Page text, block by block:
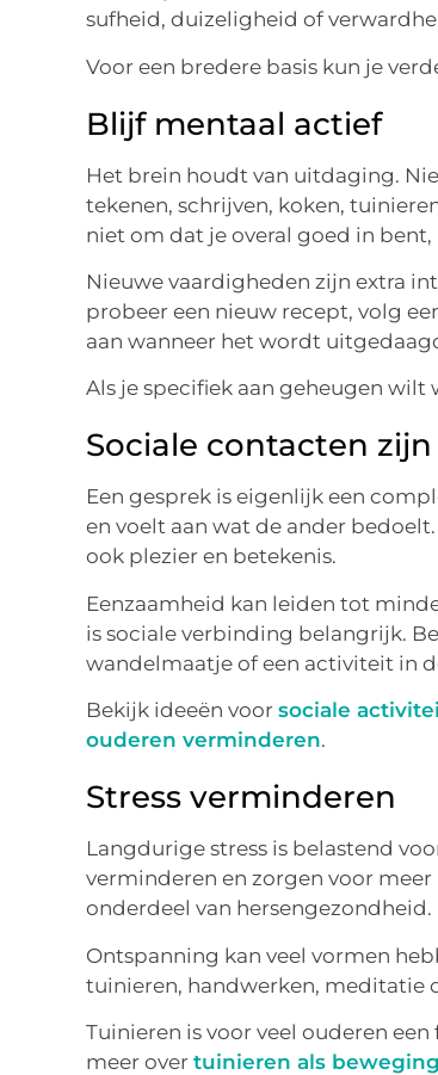
sufheid, duizeligheid of
Voor een bredere basis kun je
Blijf mentaal actief
Het brein houdt van uitdaging.
tekenen, schrijven, koken,
niet om dat je overal goed in
Nieuwe vaardigheden zijn extra
probeer een nieuw recept, volg
aan wanneer het wordt
Als je specifiek aan geheugen wilt
Sociale contacten
Een gesprek is eigenlijk een
en voelt aan wat de ander
ook plezier en betekenis.
Eenzaamheid kan leiden tot
is sociale verbinding belangrijk.
wandelmaatje of een activiteit in
Bekijk ideeën voor sociale
ouderen verminderen.
Stress verminderen
Langdurige stress is belastend
verminderen en zorgen voor
onderdeel van hersengezondheid.
Ontspanning kan veel vormen
tuinieren, handwerken, meditatie
Tuinieren is voor veel ouderen
meer over tuinieren als